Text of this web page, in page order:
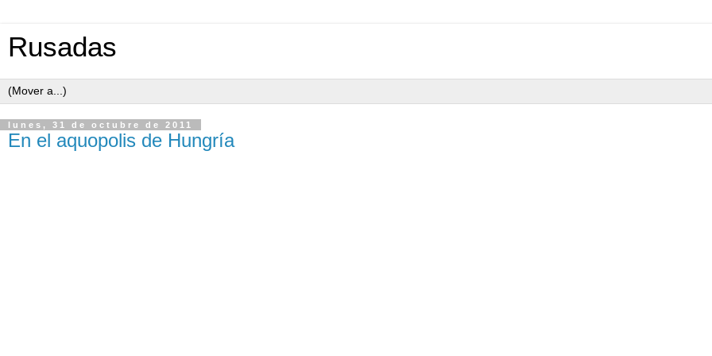
Rusadas
lunes, 31 de octubre de 2011
En el aquopolis de Hungría